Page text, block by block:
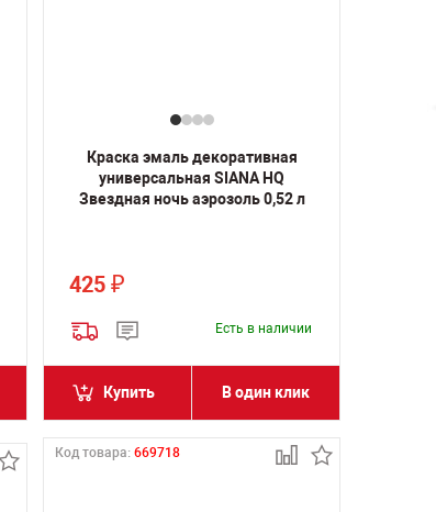
Краска эмаль декоративная
универсальная SIANA HQ
Звездная ночь аэрозоль 0,52 л
425₽
Есть в наличии
Купить В один клик
Код товара:669718